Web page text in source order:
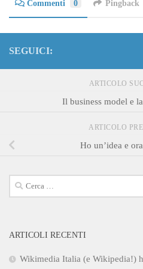
Commenti 0 Pingback
SEGUICI:
ARTICOLO
Il business model e
ARTICOLO
Ho un’idea e
Ricerca
per:
ARTICOLI RECENTI
Wikimedia Italia (e Wikipedia!)